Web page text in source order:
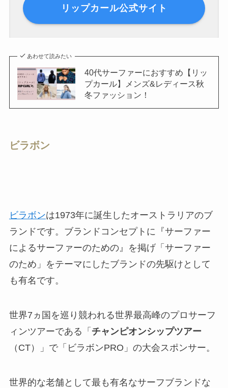
リップカール公式サイト
あわせて読みたい
40代サーファーにおすすめ【リッ
プカール】メンズ&レディース秋
冬ファッション！
ビラボン
ビラボンは1973年に誕生したオーストラリアのブ
ランドです。ブランドコンセプトに『サーファー
によるサーファーのための』を掲げ「サーファー
のため」をテーマにしたブランドの先駆けとして
も有名です。
世界7ヵ国を巡り競われる世界最高峰のプロサーフ
ィンツアーである「 チャンピオンシップツアー
（CT）」で「ビラボンPRO」の大会スポンサー。
世界的な老舗として最も有名なサーフブランドな